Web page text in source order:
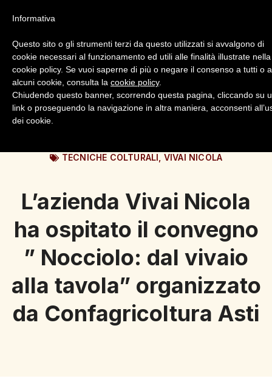
Login Registrazione
TECNICHE COLTURALI VIVAI NICOLA
L’azienda Vivai Nicola
ha ospitato il convegno
” Nocciolo: dal vivaio
alla tavola” organizzato
da Confagricoltura Asti
Informativa
Questo sito o gli strumenti terzi da questo utilizzati si avvalgono di
cookie necessari al funzionamento ed utili alle finalità illustrate nella
cookie policy. Se vuoi saperne di più o negare il consenso a tutti o
alcuni cookie, consulta la cookie policy.
Chiudendo questo banner, scorrendo questa pagina, cliccando su
link o proseguendo la navigazione in altra maniera, acconsenti
dei cookie.